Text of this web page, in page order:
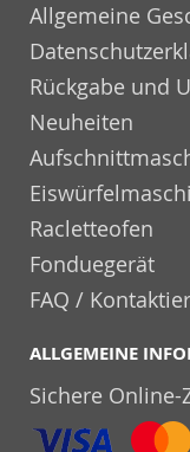
Allgemeine
Rückgabe und
Neuheiten
Racletteofen
Fonduegerät
FAQ /
ALLGEMEINE
Sichere